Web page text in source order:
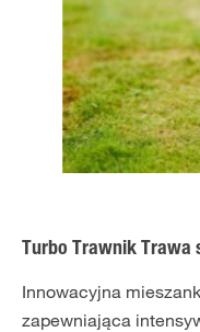
Turbo Trawnik Trawa
Innowacyjna
zapewniająca